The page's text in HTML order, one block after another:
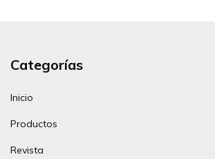
Categorías
Inicio
Productos
Revista